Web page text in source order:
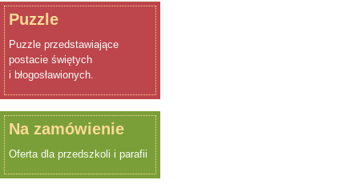
Puzzle
Puzzle przedstawiające
postacie świętych
i błogosławionych.
Na zamówienie
Oferta dla przedszkoli i parafii